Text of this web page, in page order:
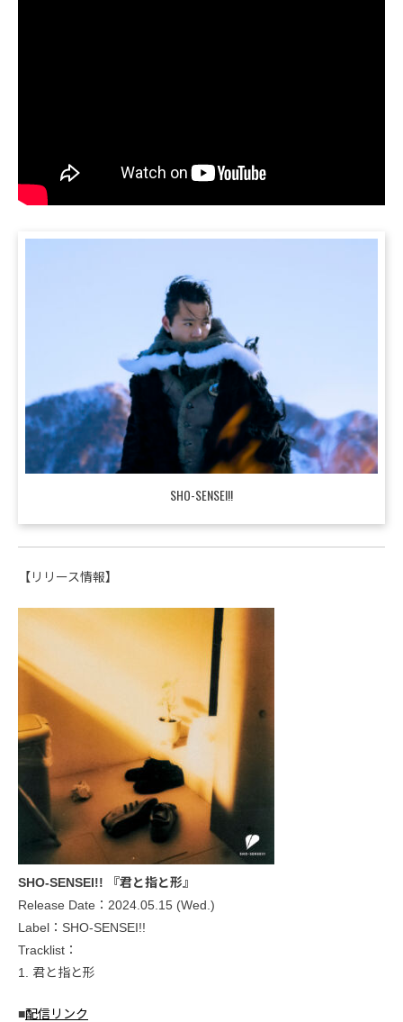
SHO-SENSEI!!
【リリース情報】
SHO-SENSEI!! 『君と指と形』
Release Date：2024.05.15 (Wed.)
Label：SHO-SENSEI!!
Tracklist：
1. 君と指と形
■配信リンク